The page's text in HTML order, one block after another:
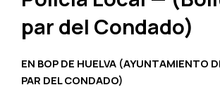
par del Condado)
EN BOP DE HUELVA (AYUNTAMIENTO
PAR DEL CONDADO)